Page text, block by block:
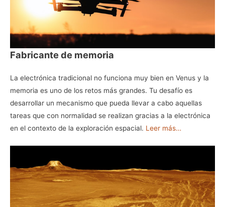
Fabricante de memoria
La electrónica tradicional no funciona muy bien en Venus y la
memoria es uno de los retos más grandes. Tu desafío es
desarrollar un mecanismo que pueda llevar a cabo aquellas
tareas que con normalidad se realizan gracias a la electrónica
en el contexto de la exploración espacial. Leer más…